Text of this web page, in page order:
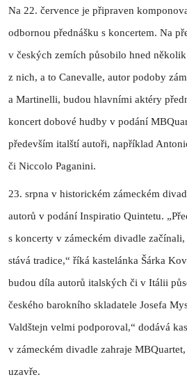
Na 22. července je připraven
odbornou přednášku s koncertem. Na
v českých zemích působilo hned
z nich, a to Canevalle, autor podoby
a Martinelli, budou hlavními aktéry
koncert dobové hudby v podání
především italští autoři, například
či Niccolo Paganini.
23. srpna v historickém zámeckém
autorů v podání Inspiratio Quintetu.
s koncerty v zámeckém divadle začínali,
stává tradice,“ říká kastelánka Šárka
budou díla autorů italských či v Itálii
českého barokního skladatele Josefa
Valdštejn velmi podporoval,“ dodává
v zámeckém divadle zahraje
uzavře.